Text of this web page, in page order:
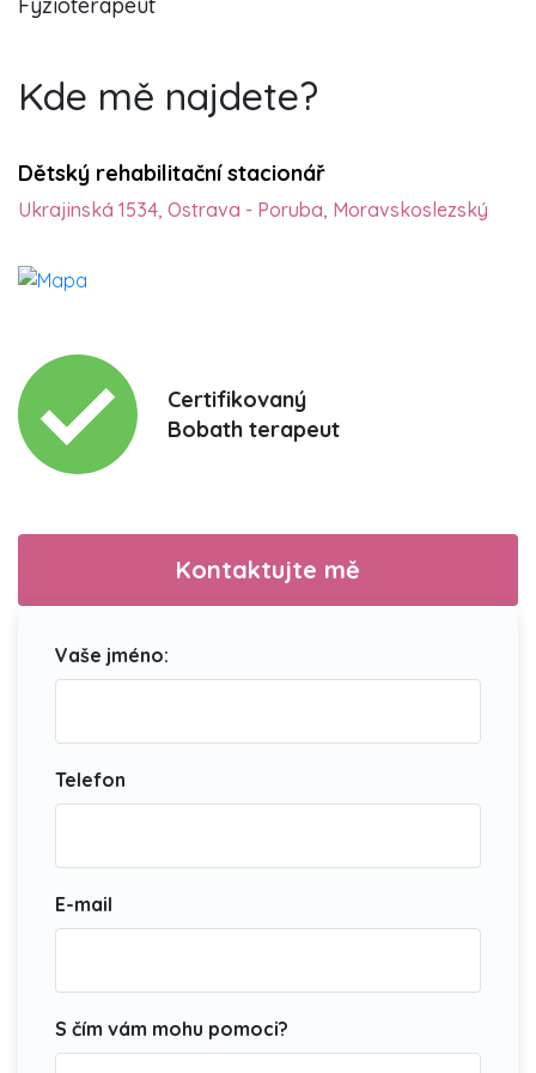
Kde mě najdete?
Dětský rehabilitační stacionář
Ukrajinská 1534, Ostrava - Poruba, Moravskoslezský
Certifikovaný
Bobath terapeut
Kontaktujte mě
Vaše jméno:
Telefon
E-mail
S čím vám mohu pomoci?